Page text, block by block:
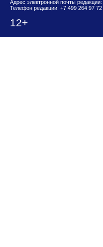
Адрес электронной почты редакции:
Телефон редакции: +7 499 264 97 72
12+